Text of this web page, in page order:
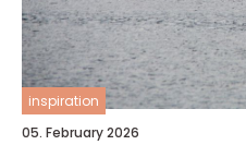
inspiration
05. February 2026